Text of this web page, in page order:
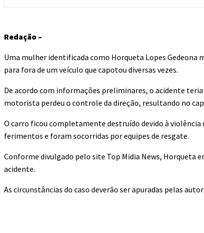
Redação –
Uma mulher identificada como Horqueta Lopes Gedeona
para fora de um veículo que capotou diversas vezes.
De acordo com informações preliminares, o acidente
motorista perdeu o controle da direção, resultando no
O carro ficou completamente destruído devido à
ferimentos e foram socorridas por equipes de resgate.
Conforme divulgado pelo site Top Midia News, Horqueta
acidente.
As circunstâncias do caso deverão ser apuradas pelas